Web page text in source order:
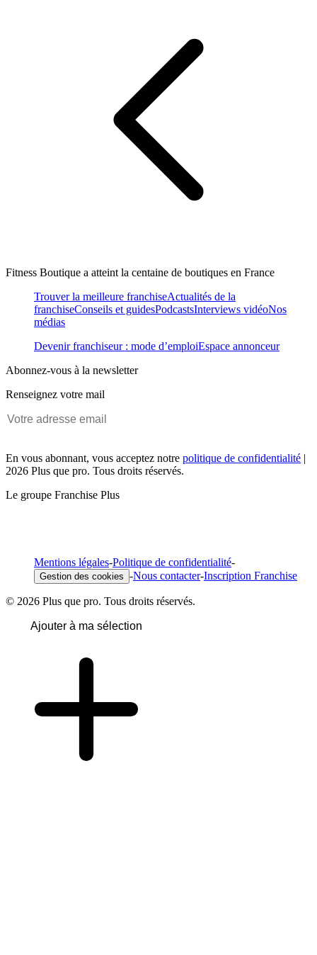
Fitness Boutique a atteint la centaine de boutiques en France
Trouver la meilleure franchiseActualités de la
franchiseConseils et guidesPodcastsInterviews vidéoNos
médias
Devenir franchiseur : mode d’emploiEspace annonceur
Abonnez-vous à la newsletter
Renseignez votre mail
En vous abonnant, vous acceptez notre politique de confidentialité |
2026 Plus que pro. Tous droits réservés.
Le groupe Franchise Plus
Mentions légales-Politique de confidentialité-
Gestion des cookies -Nous contacter-Inscription Franchise
© 2026 Plus que pro. Tous droits réservés.
Ajouter à ma sélection